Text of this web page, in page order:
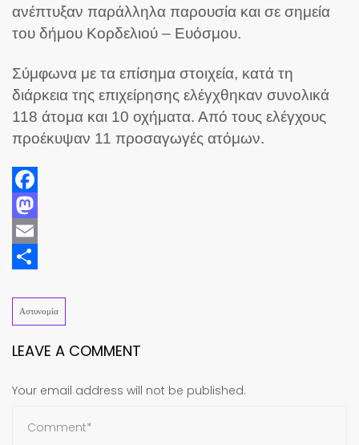
ανέπτυξαν παράλληλα παρουσία και σε σημεία
του δήμου Κορδελιού – Ευόσμου.
Σύμφωνα με τα επίσημα στοιχεία, κατά τη
διάρκεια της επιχείρησης ελέγχθηκαν συνολικά
118 άτομα και 10 οχήματα. Από τους ελέγχους
προέκυψαν 11 προσαγωγές ατόμων.
Facebook
Mastodon
Email
Αστυνομία
LEAVE A COMMENT
Your email address will not be published.